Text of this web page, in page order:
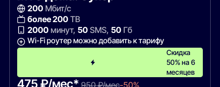
200Мбит/с
более 200ТВ
2000минут, 50SMS, 50Гб
Wi-Fi роутер можно добавить к тарифу
Скидка
50% на 6
месяцев
475 ₽/мес*